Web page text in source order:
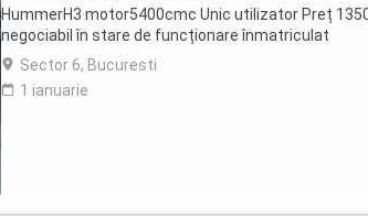
HummerH3 motor5400cmc Unic utilizator Preț
negociabil în stare de funcționare înmatriculat
Sector 6, Bucuresti
1 ianuarie